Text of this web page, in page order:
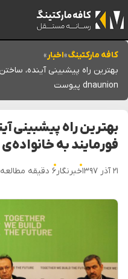
کافه مارکتینگ»اخبار»
بهترین راه پیشبینی آینده،
dnaunion پیوست
بهترین راه پیشبینی
فورمایند به خانواده‌ی dnaunion پیوست
۲۱ آذر ۱۳۹۷ خبرنگار۶ دقیقه مطالعه